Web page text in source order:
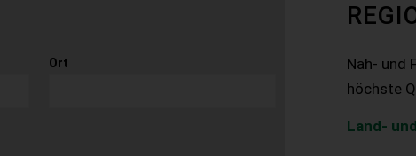
Ort
Nah- und
höchste
Land-